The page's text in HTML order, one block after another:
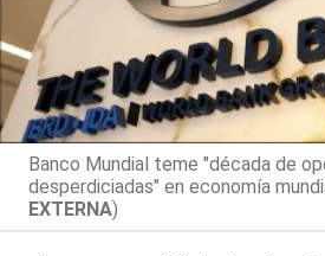
Banco Mundial teme "década de
desperdiciadas" en economía
EXTERNA)